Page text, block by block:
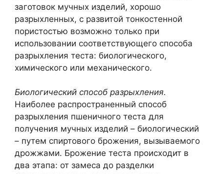
заготовок мучных изделий, хорошо
разрыхленных, с развитой тонкостенной
пористостью возможно только при
использовании соответствующего способа
разрыхления теста: биологического,
химического или механического.
Биологический способ разрыхления.
Наиболее распространенный способ
разрыхления пшеничного теста для
получения мучных изделий – биологический
– путем спиртового брожения, вызываемого
дрожжами. Брожение теста происходит в
два этапа: от замеса до разделки